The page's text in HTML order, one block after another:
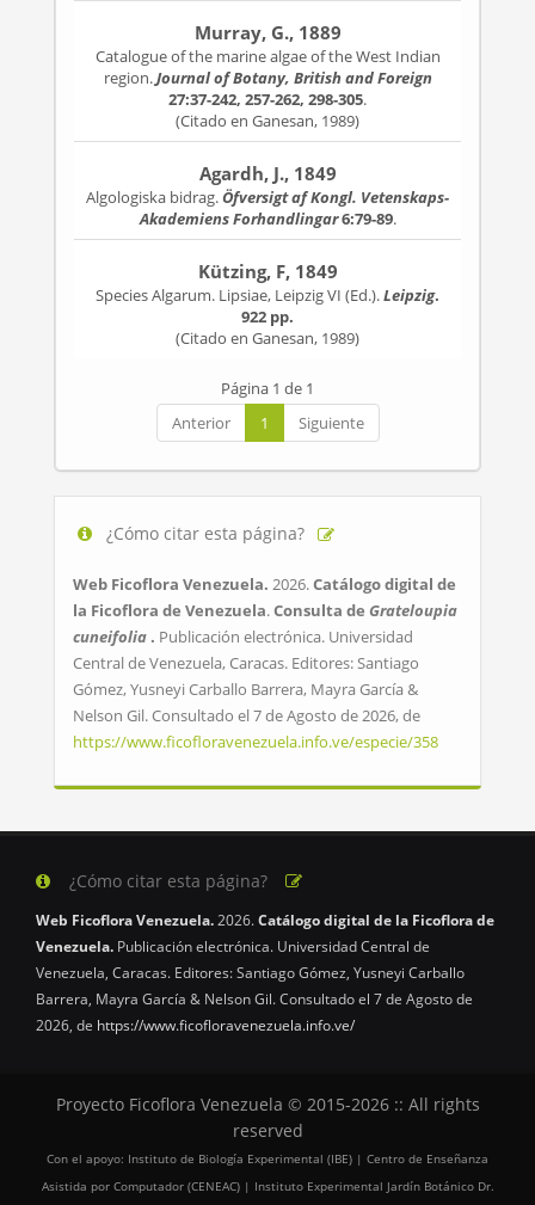
Murray, G., 1889
Catalogue of the marine algae of the West Indian
region.Journal of Botany, British and Foreign
27:37-242, 257-262, 298-305.
(Citado en Ganesan, 1989)
Agardh, J., 1849
Algologiska bidrag.Öfversigt af Kongl. Vetenskaps-
Akademiens Forhandlingar6:79-89.
Kützing, F, 1849
Species Algarum. Lipsiae, Leipzig VI (Ed.).Leipzig.
922 pp.
(Citado en Ganesan, 1989)
Página 1 de 1
Anterior
1 Siguiente
¿Cómo citar esta página?
Web Ficoflora Venezuela. 2026.Catálogo digital de
la Ficoflora de Venezuela.Consulta de Grateloupia
cuneifolia . Publicación electrónica. Universidad
Central de Venezuela, Caracas. Editores: Santiago
Gómez, Yusneyi Carballo Barrera, Mayra García &
Nelson Gil. Consultado el 7 de Agosto de 2026, de
https://www.ficofloravenezuela.info.ve/especie/358
¿Cómo citar esta página?
Web Ficoflora Venezuela.2026.Catálogo digital de la Ficoflora de
Venezuela. Publicación electrónica. Universidad Central de
Venezuela, Caracas. Editores: Santiago Gómez, Yusneyi Carballo
Barrera, Mayra García & Nelson Gil. Consultado el 7 de Agosto de
2026, de https://www.ficofloravenezuela.info.ve/
Proyecto Ficoflora Venezuela © 2015-2026 :: All rights
reserved
Con el apoyo: Instituto de Biología Experimental (IBE) | Centro de Enseñanza
Asistida por Computador (CENEAC) | Instituto Experimental Jardín Botánico Dr.